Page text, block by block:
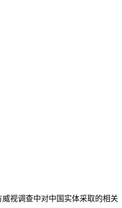
视调查中对中国实体采取的相关